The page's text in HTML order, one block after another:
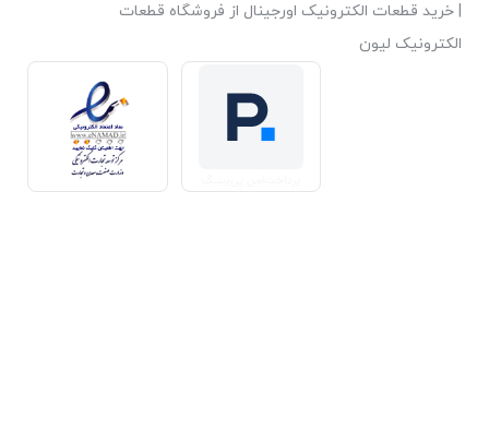
| خرید قطعات الکترونیک اورجینال از فروشگاه قطعات
الکترونیک لیون